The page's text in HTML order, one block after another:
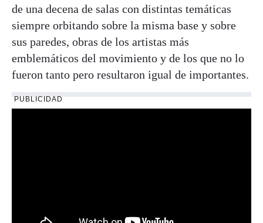
de una decena de salas con distintas temáticas
siempre orbitando sobre la misma base y sobre
sus paredes, obras de los artistas más
emblemáticos del movimiento y de los que no lo
fueron tanto pero resultaron igual de importantes.
PUBLICIDAD